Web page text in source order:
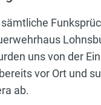
uns von der
vor Ort und
ab.